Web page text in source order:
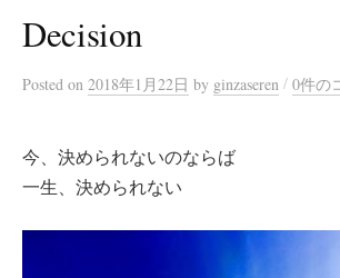
Decision
Posted on 2018年1月22日 by ginzaseren / 0件の
今、決められないのならば
一生、決められない